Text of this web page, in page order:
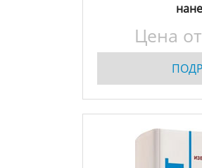
Цена от